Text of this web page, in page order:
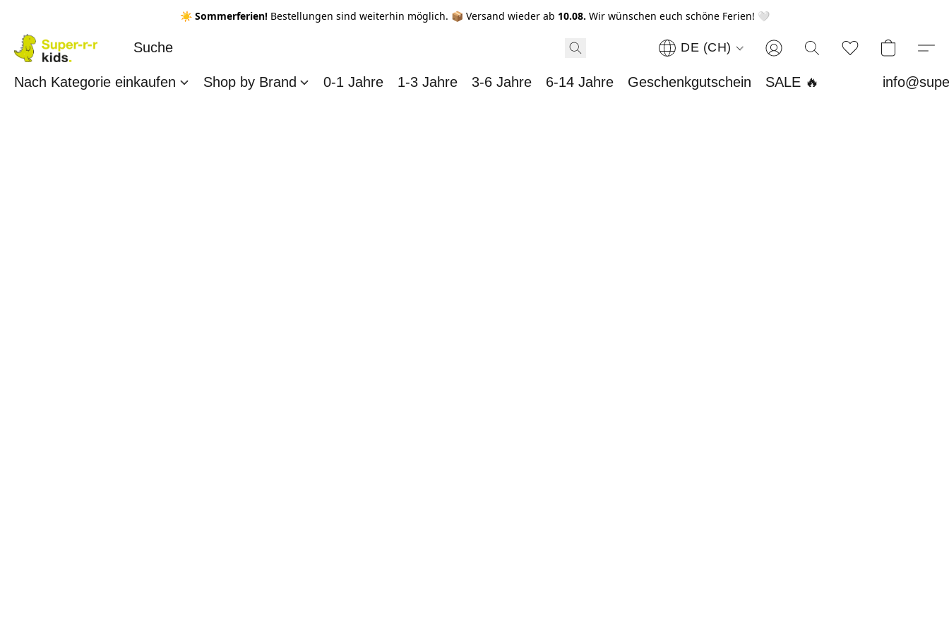
☀️ Sommerferien! Bestellungen sind weiterhin möglich. 📦 Versand wieder ab 10.08. Wir wünschen euch schöne Ferien! 🤍
DE (CH)
Nach Kategorie einkaufen Shop by Brand 0-1 Jahre 1-3 Jahre 3-6 Jahre 6-14 Jahre Geschenkgutschein SALE 🔥